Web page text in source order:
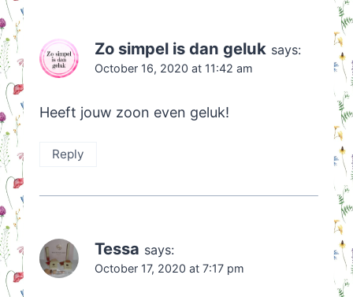
Zo simpel is dan geluk says:
October 16, 2020 at 11:42 am
Heeft jouw zoon even geluk!
Reply
Tessa says:
October 17, 2020 at 7:17 pm